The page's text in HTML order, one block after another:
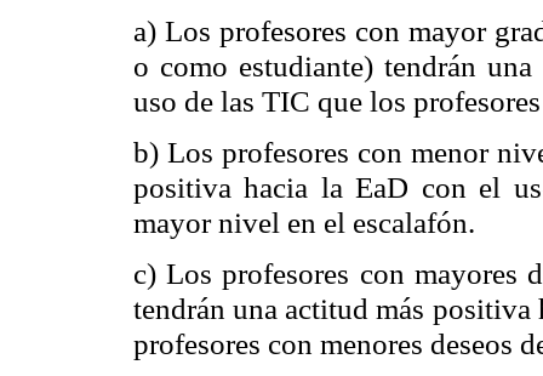
a) Los profesores con mayor
o como estudiante) tendrán
uso de las TIC que los
b) Los profesores con menor
positiva hacia la EaD con el
mayor nivel en el escalafón.
c) Los profesores con mayores
tendrán una actitud más
profesores con menores deseos